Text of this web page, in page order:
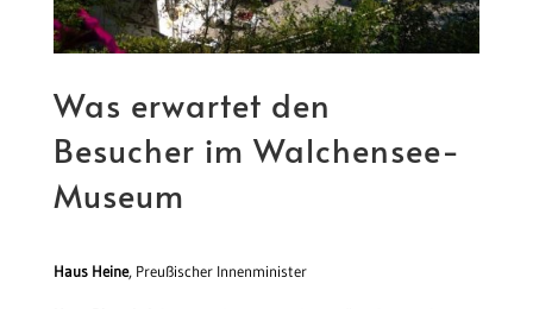
Was erwartet den
Besucher im Walchensee-
Museum
Haus Heine, Preußischer Innenminister